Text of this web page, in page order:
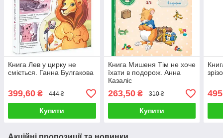
Книга Лев у цирку не
сміється. Ганна Булгакова
399,60 ₴ 444 ₴
Купити
Книга Мишеня Тім не хоче
їхати в подорож. Анна
Казаліс
263,50₴ 310 ₴
Купити
495